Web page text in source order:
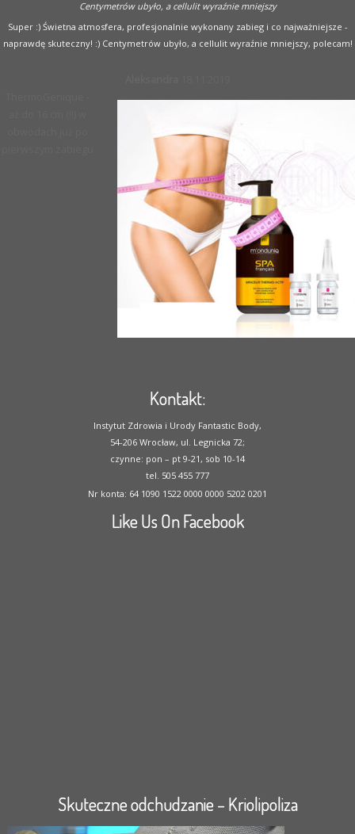
Centymetrów ubyło, a cellulit wyraźnie mniejszy
Super :) Świetna atmosfera, profesjonalnie wykonany zabieg i co najważniejsze -
naprawdę skuteczny! :) Centymetrów ubyło, a cellulit wyraźnie mniejszy, polecam!
Kontakt:
Instytut Zdrowia i Urody Fantastic Body,
54-206 Wrocław, ul. Legnicka 72;
czynne: pon – pt 9-21, sob 10-14
tel. 505 455 777
Nr konta: 64 1090 1522 0000 0000 5202 0201
Like Us On Facebook
Skuteczne odchudzanie – Kriolipoliza